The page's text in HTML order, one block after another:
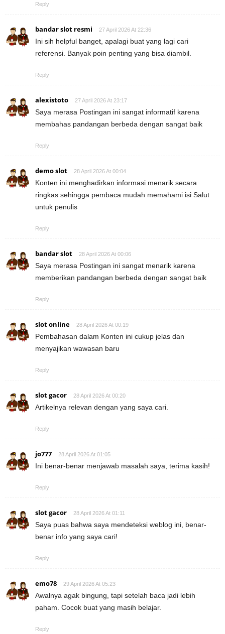
Reply
bandar slot resmi 27 April 2026 At 22:36
Ini sih helpful banget, apalagi buat yang lagi cari
referensi. Banyak poin penting yang bisa diambil.
Reply
alexistoto 27 April 2026 At 23:17
Saya merasa Postingan ini sangat informatif karena
membahas pandangan berbeda dengan sangat baik
Reply
demo slot 28 April 2026 At 00:04
Konten ini menghadirkan informasi menarik secara
ringkas sehingga pembaca mudah memahami isi Salut
untuk penulis
Reply
bandar slot 28 April 2026 At 00:06
Saya merasa Postingan ini sangat menarik karena
memberikan pandangan berbeda dengan sangat baik
Reply
slot online 28 April 2026 At 00:19
Pembahasan dalam Konten ini cukup jelas dan
menyajikan wawasan baru
Reply
slot gacor 28 April 2026 At 00:20
Artikelnya relevan dengan yang saya cari.
Reply
jo777 28 April 2026 At 01:05
Ini benar-benar menjawab masalah saya, terima kasih!
Reply
slot gacor 28 April 2026 At 01:11
Saya puas bahwa saya mendeteksi weblog ini, benar-
benar info yang saya cari!
Reply
emo78 29 April 2026 At 05:23
Awalnya agak bingung, tapi setelah baca jadi lebih
paham. Cocok buat yang masih belajar.
Reply